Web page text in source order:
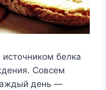
белка
Совсем
день —